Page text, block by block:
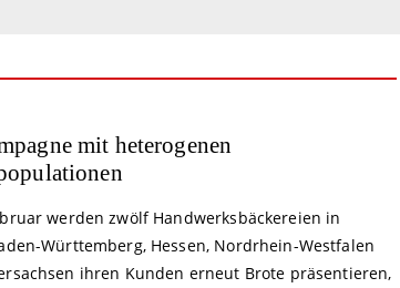
mit heterogenen
werden zwölf Handwerksbäckereien in
Württemberg, Hessen, Nordrhein-Westfalen
ihren Kunden erneut Brote präsentieren,